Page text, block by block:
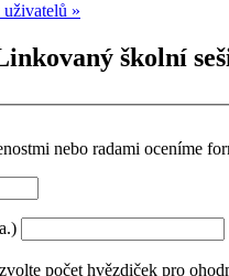
»
školní
nebo radami oceníme
počet hvězdiček pro